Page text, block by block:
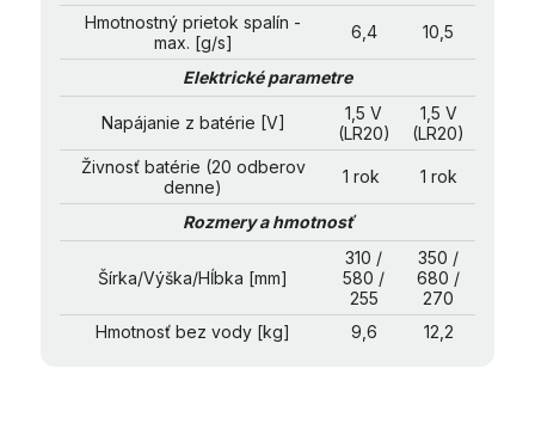
Hmotnostný prietok spalín -
max. [g/s]
6,4 10,5
Elektrické parametre
Napájanie z batérie [V]
1,5 V
(LR20)
1,5 V
(LR20)
Živnosť batérie (20 odberov
denne)
1 rok 1 rok
Rozmery a hmotnosť
Šírka/Výška/Hĺbka [mm]
310 /
580 /
255
350 /
680 /
270
Hmotnosť bez vody [kg]
9,6 12,2